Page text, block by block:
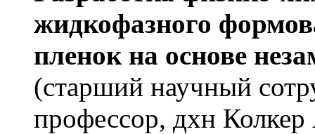
жидкофазного
пленок на основе
(старший научный
профессор, дхн